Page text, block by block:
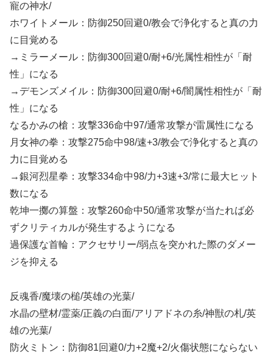
寵の神水/
ホワイトメール：防御250回避0/教会で浄化すると真の力
に目覚める
→ミラーメール：防御300回避0/耐+6/光属性相性が「耐
性」になる
→デモンズメイル：防御300回避0/耐+6/闇属性相性が「耐
性」になる
なるかみの槍：攻撃336命中97/通常攻撃が雷属性になる
月女神の拳：攻撃275命中98/速+3/教会で浄化すると真の
力に目覚める
→銀河烈星拳：攻撃334命中98/力+3速+3/常に最大ヒット
数になる
乾坤一擲の算盤：攻撃260命中50/通常攻撃が当たれば必
ずクリティカルが発生するようになる
過保護な首輪：アクセサリー/弱点を突かれた際のダメー
ジを抑える
反魂香/魔壊の槌/英雄の光葉/
水晶の壁材/霊薬/正義の白面/アリアドネの糸/神獣の札/英
雄の光葉/
防火ミトン：防御81回避0/力+2魔+2/火傷状態にならない